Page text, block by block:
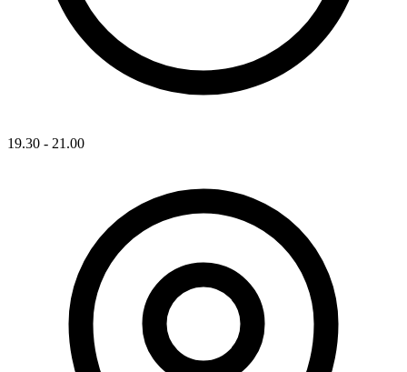
19.30 - 21.00